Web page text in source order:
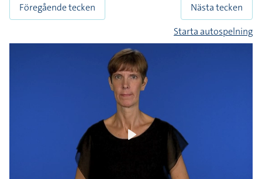
Föregående tecken
Nästa tecken
Starta autospelning